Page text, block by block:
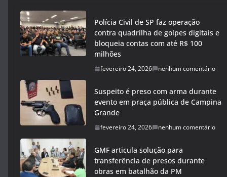
Polícia Civil de SP faz operação
contra quadrilha de golpes digitais e
bloqueia contas com até R$ 100
milhões
fevereiro 24, 2026 nenhum comentário
Suspeito é preso com arma durante
evento em praça pública de Campina
Grande
fevereiro 24, 2026 nenhum comentário
GMF articula solução para
transferência de presos durante
obras em batalhão da PM